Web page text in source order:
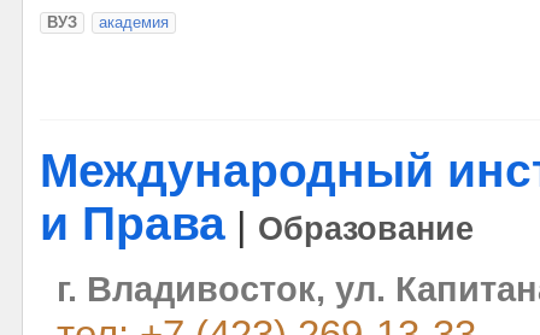
ВУЗ академия
Международный
и Права
Образование
г. Владивосток, ул.